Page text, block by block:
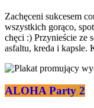
Zachęceni sukcesem
wszystkich gorąco,
chęci :) Przynieście ze
asfaltu, kreda i
ALOHA Party 2